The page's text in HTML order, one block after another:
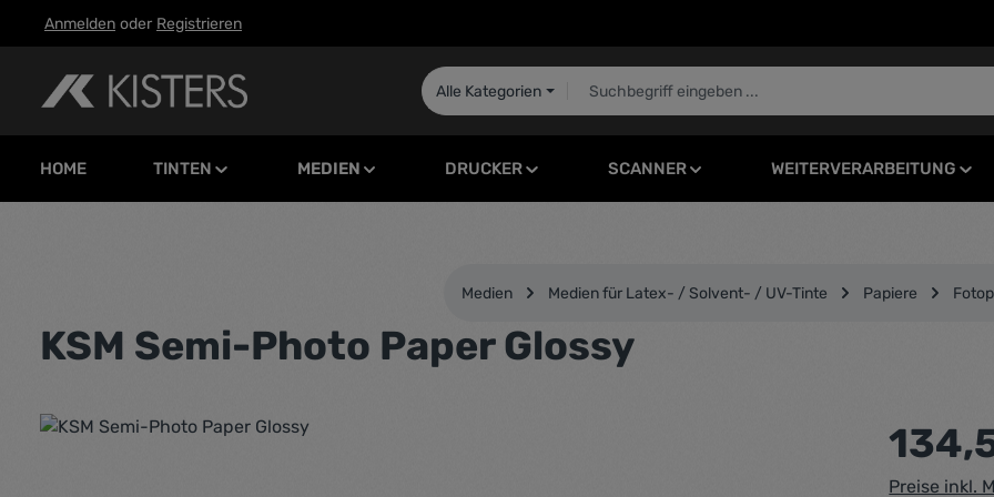
Hauptinhalt springen
Zur Suche springen
Zur Hauptnavigation springen
Anmelden oder Registrieren
Alle Kategorien
HOME TINTEN MEDIEN DRUCKER SCANNER WEITERVERARBEITUNG
Medien Medien für Latex- / Solvent- / UV-Tinte Papiere
KSM Semi-Photo Paper Glossy
Bildergalerie überspringen Regulärer
Preise inkl.